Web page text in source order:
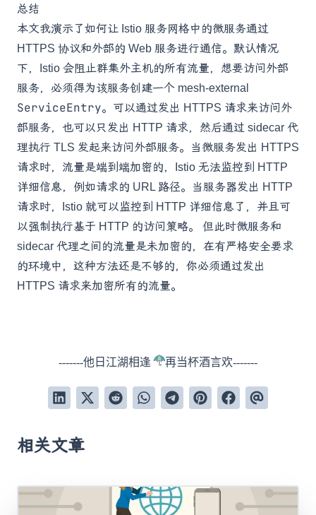
总结
本文我演示了如何让 Istio 服务网格中的微服务通过
HTTPS 协议和外部的 Web 服务进行通信。默认情况
下，Istio 会阻止群集外主机的所有流量，想要访问外部
服务，必须得为该服务创建一个 mesh-external
ServiceEntry。可以通过发出 HTTPS 请求来访问外
部服务，也可以只发出 HTTP 请求，然后通过 sidecar 代
理执行 TLS 发起来访问外部服务。当微服务发出 HTTPS
请求时，流量是端到端加密的，Istio 无法监控到 HTTP
详细信息，例如请求的 URL 路径。当服务器发出 HTTP
请求时，Istio 就可以监控到 HTTP 详细信息了，并且可
以强制执行基于 HTTP 的访问策略。 但此时微服务和
sidecar 代理之间的流量是未加密的，在有严格安全要求
的环境中，这种方法还是不够的，你必须通过发出
HTTPS 请求来加密所有的流量。
-------他日江湖相逢 再当杯酒言欢-------
相关文章